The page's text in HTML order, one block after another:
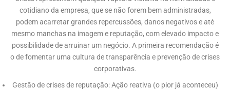
cotidiano da empresa, que se não forem bem administradas,
podem acarretar grandes repercussões, danos negativos e até
mesmo manchas na imagem e reputação, com elevado impacto e
possibilidade de arruinar um negócio. A primeira recomendação é
o de fomentar uma cultura de transparência e prevenção de crises
corporativas.
Gestão de crises de reputação: Ação reativa (o pior já aconteceu)